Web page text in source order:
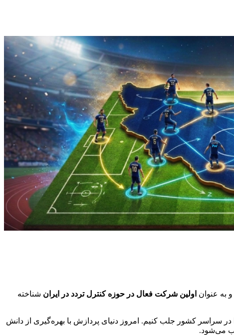
و به عنوان اولین شرکت فعال در حوزه کنترل تردد در ایران شناخته
در سراسر کشور جلب کنیم. امروز دنیای پردازش با بهره‌گیری از دانش
می‌شود.